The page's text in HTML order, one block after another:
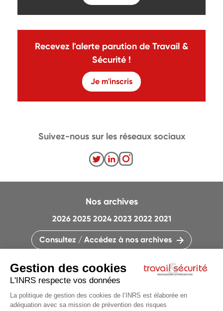
Recevez l'alerte parution de Travail &
Sécurité !
Je m'inscris
CONTACTEZ LA RÉDACTION
QUI SOMMES-NOUS ?
Nos archives
2026 2025 2024 2023 2022 2021
Consultez / Accédez à nos archives
Suivez-nous sur les réseaux sociaux